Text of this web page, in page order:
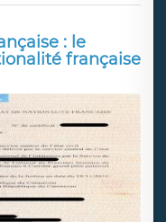
: le
française